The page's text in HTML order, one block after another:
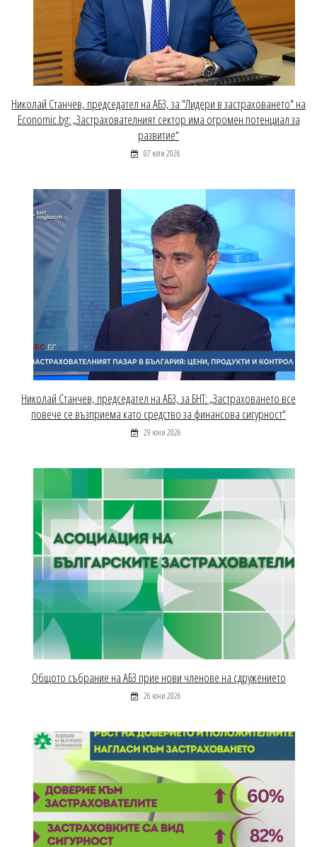
Николай Станчев, председател на АБЗ, за "Лидери в застраховането" на
Economic.bg: „Застрахователният сектор има огромен потенциал за
развитие“
07 юли 2026
Николай Станчев, председател на АБЗ, за БНТ: „Застраховането все
повече се възприема като средство за финансова сигурност“
29 юни 2026
Общото събрание на АБЗ прие нови членове на сдружението
26 юни 2026